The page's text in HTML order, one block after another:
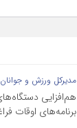
مدیرکل ورزش و جوانان
هم‌افزایی
برنامه‌های اوقات